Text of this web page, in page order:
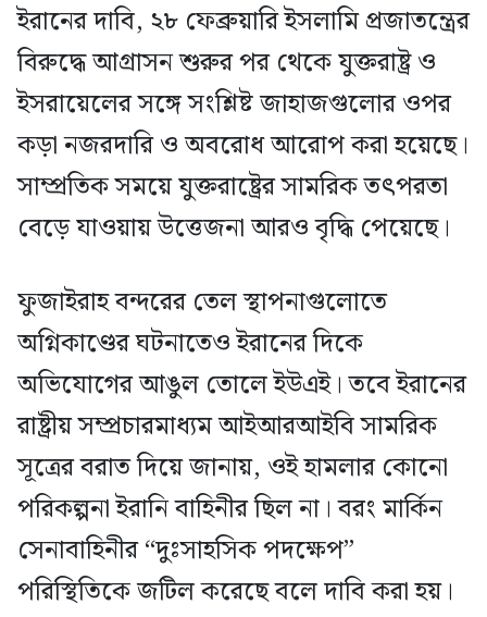
ইরানের দাবি, ২৮ ফেব্রুয়ারি ইসলামি প্রজাতন্ত্রের
বিরুদ্ধে আগ্রাসন শুরুর পর থেকে যুক্তরাষ্ট্র ও
ইসরায়েলের সঙ্গে সংশ্লিষ্ট জাহাজগুলোর ওপর
কড়া নজরদারি ও অবরোধ আরোপ করা হয়েছে।
সাম্প্রতিক সময়ে যুক্তরাষ্ট্রের সামরিক তৎপরতা
বেড়ে যাওয়ায় উত্তেজনা আরও বৃদ্ধি পেয়েছে।
ফুজাইরাহ বন্দরের তেল স্থাপনাগুলোতে
অগ্নিকাণ্ডের ঘটনাতেও ইরানের দিকে
অভিযোগের আঙুল তোলে ইউএই। তবে ইরানের
রাষ্ট্রীয় সম্প্রচারমাধ্যম আইআরআইবি সামরিক
সূত্রের বরাত দিয়ে জানায়, ওই হামলার কোনো
পরিকল্পনা ইরানি বাহিনীর ছিল না। বরং মার্কিন
সেনাবাহিনীর “দুঃসাহসিক পদক্ষেপ”
পরিস্থিতিকে জটিল করেছে বলে দাবি করা হয়।